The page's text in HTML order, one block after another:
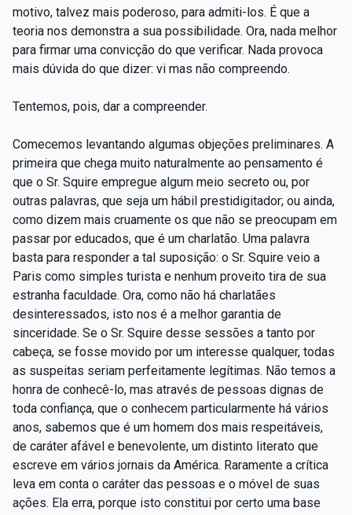
motivo, talvez mais poderoso, para admiti-los. É que a
teoria nos demonstra a sua possibilidade. Ora, nada melhor
para firmar uma convicção do que verificar. Nada provoca
mais dúvida do que dizer: vi mas não compreendo.
Tentemos, pois, dar a compreender.
Comecemos levantando algumas objeções preliminares. A
primeira que chega muito naturalmente ao pensamento é
que o Sr. Squire empregue algum meio secreto ou, por
outras palavras, que seja um hábil prestidigitador; ou ainda,
como dizem mais cruamente os que não se preocupam em
passar por educados, que é um charlatão. Uma palavra
basta para responder a tal suposição: o Sr. Squire veio a
Paris como simples turista e nenhum proveito tira de sua
estranha faculdade. Ora, como não há charlatães
desinteressados, isto nos é a melhor garantia de
sinceridade. Se o Sr. Squire desse sessões a tanto por
cabeça, se fosse movido por um interesse qualquer, todas
as suspeitas seriam perfeitamente legítimas. Não temos a
honra de conhecê-lo, mas através de pessoas dignas de
toda confiança, que o conhecem particularmente há vários
anos, sabemos que é um homem dos mais respeitáveis,
de caráter afável e benevolente, um distinto literato que
escreve em vários jornais da América. Raramente a crítica
leva em conta o caráter das pessoas e o móvel de suas
ações. Ela erra, porque isto constitui por certo uma base